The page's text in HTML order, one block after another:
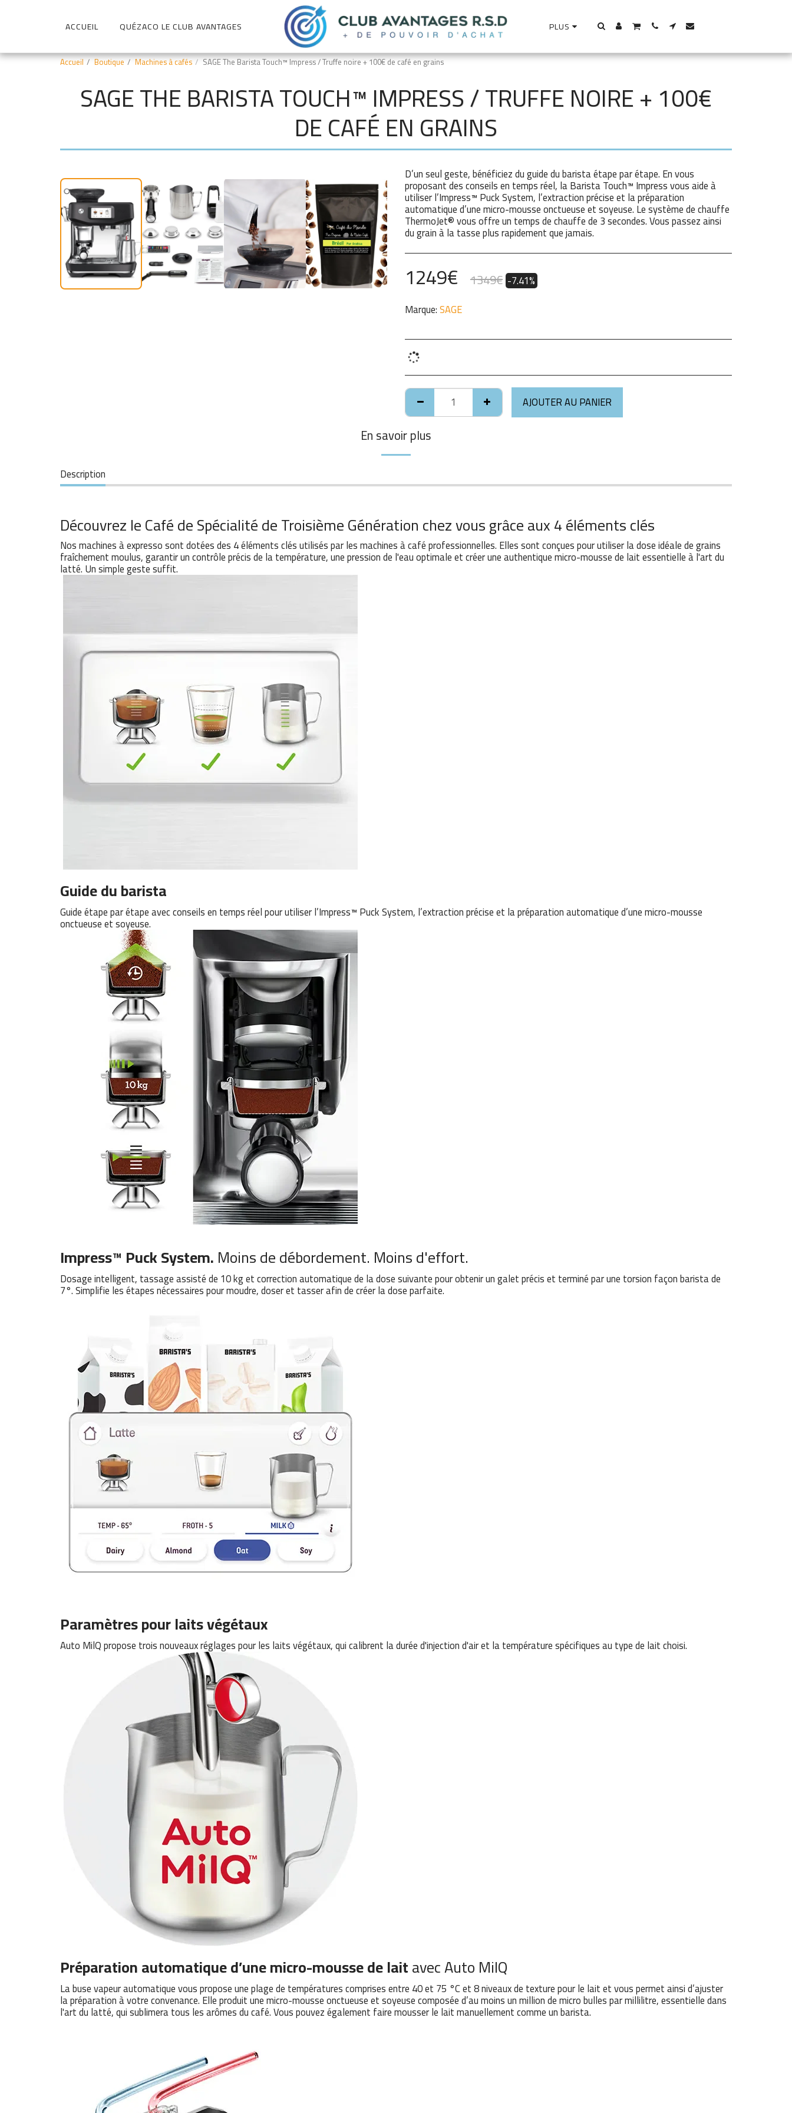
ACCUEIL QUÉZACO LE CLUB AVANTAGES PLUS
Accueil Boutique Machines à cafés SAGE The Barista Touch™ Impress / Truffe noire + 100€ de café en grains
SAGE THE BARISTA TOUCH™ IMPRESS / TRUFFE NOIRE + 100€
DE CAFÉ EN GRAINS
100€ économisé
D’un seul geste, bénéficiez du guide du barista étape par étape. En vous
proposant des conseils en temps réel, la Barista Touch™ Impress vous aide à
utiliser l’Impress™ Puck System, l’extraction précise et la préparation
automatique d’une micro-mousse onctueuse et soyeuse. Le système de chauffe
ThermoJet® vous offre un temps de chauffe de 3 secondes. Vous passez ainsi
du grain à la tasse plus rapidement que jamais.
1249€ 1349€ -7.41%
Marque:SAGE
AJOUTER AU PANIER
En savoir plus
Description
Découvrez le Café de Spécialité de Troisième Génération chez vous grâce aux 4 éléments clés
Nos machines à expresso sont dotées des 4 éléments clés utilisés par les machines à café professionnelles. Elles sont conçues pour utiliser la dose idéale de grains
fraîchement moulus, garantir un contrôle précis de la température, une pression de l'eau optimale et créer une authentique micro-mousse de lait essentielle à l'art du
latté. Un simple geste suffit.
Guide du barista
Guide étape par étape avec conseils en temps réel pour utiliser l’Impress™ Puck System, l’extraction précise et la préparation automatique d’une micro-mousse
onctueuse et soyeuse.
Impress™ Puck System.Moins de débordement. Moins d'effort.
Dosage intelligent, tassage assisté de 10 kg et correction automatique de la dose suivante pour obtenir un galet précis et terminé par une torsion façon barista de
7°. Simplifie les étapes nécessaires pour moudre, doser et tasser afin de créer la dose parfaite.
Paramètres pour laits végétaux
Auto MilQ propose trois nouveaux réglages pour les laits végétaux, qui calibrent la durée d'injection d'air et la température spécifiques au type de lait choisi.
Préparation automatique d’une micro-mousse de laitavec Auto MilQ
La buse vapeur automatique vous propose une plage de températures comprises entre 40 et 75 °C et 8 niveaux de texture pour le lait et vous permet ainsi d’ajuster
la préparation à votre convenance. Elle produit une micro-mousse onctueuse et soyeuse composée d’au moins un million de micro bulles par millilitre, essentielle dans
l'art du latté, qui sublimera tous les arômes du café. Vous pouvez également faire mousser le lait manuellement comme un barista.